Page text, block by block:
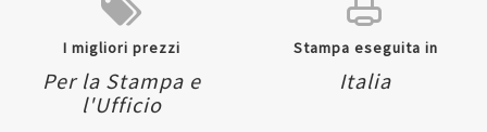
I migliori prezzi
Per la Stampa e
l'Ufficio
Stampa eseguita in
Italia